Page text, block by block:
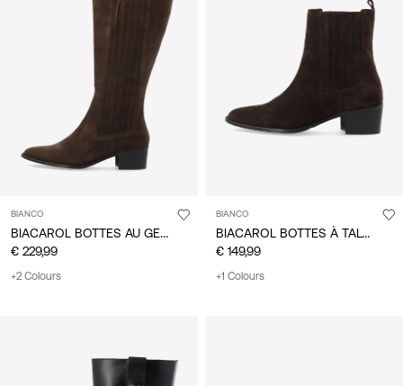
BIANCO
BIACAROL BOTTES AU GENOU
€ 229,99
+2 Colours
BIANCO
BIACAROL BOTTES À TALONS
€ 149,99
+1 Colours